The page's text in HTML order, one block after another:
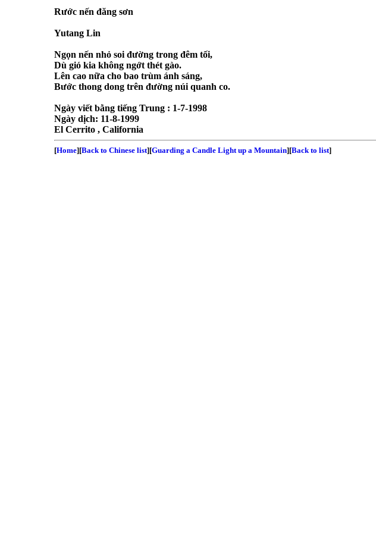
Rước nến đăng sơn
Yutang Lin
Ngọn nến nhỏ soi đường trong đêm tối,
Dù gió kia không ngớt thét gào.
Lên cao nữa cho bao trùm ánh sáng,
Bước thong dong trên đường núi quanh co.
Ngày viết bằng tiếng Trung : 1-7-1998
Ngày dịch: 11-8-1999
El Cerrito , California
[Home][Back to Chinese list][Guarding a Candle Light up a Mountain][Back to list]